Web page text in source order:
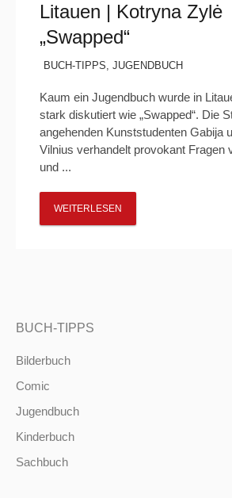
Litauen | Kotryna Zylė
„Swapped“
BUCH-TIPPS, JUGENDBUCH
Kaum ein Jugendbuch wurde in
stark diskutiert wie „Swapped“. Die
angehenden Kunststudenten Gabija
Vilnius verhandelt provokant Fragen
und ...
WEITERLESEN
BUCH-TIPPS
Bilderbuch
Comic
Jugendbuch
Kinderbuch
Sachbuch